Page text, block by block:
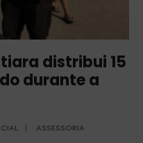
distribui 15
durante a
|
ASSESSORIA